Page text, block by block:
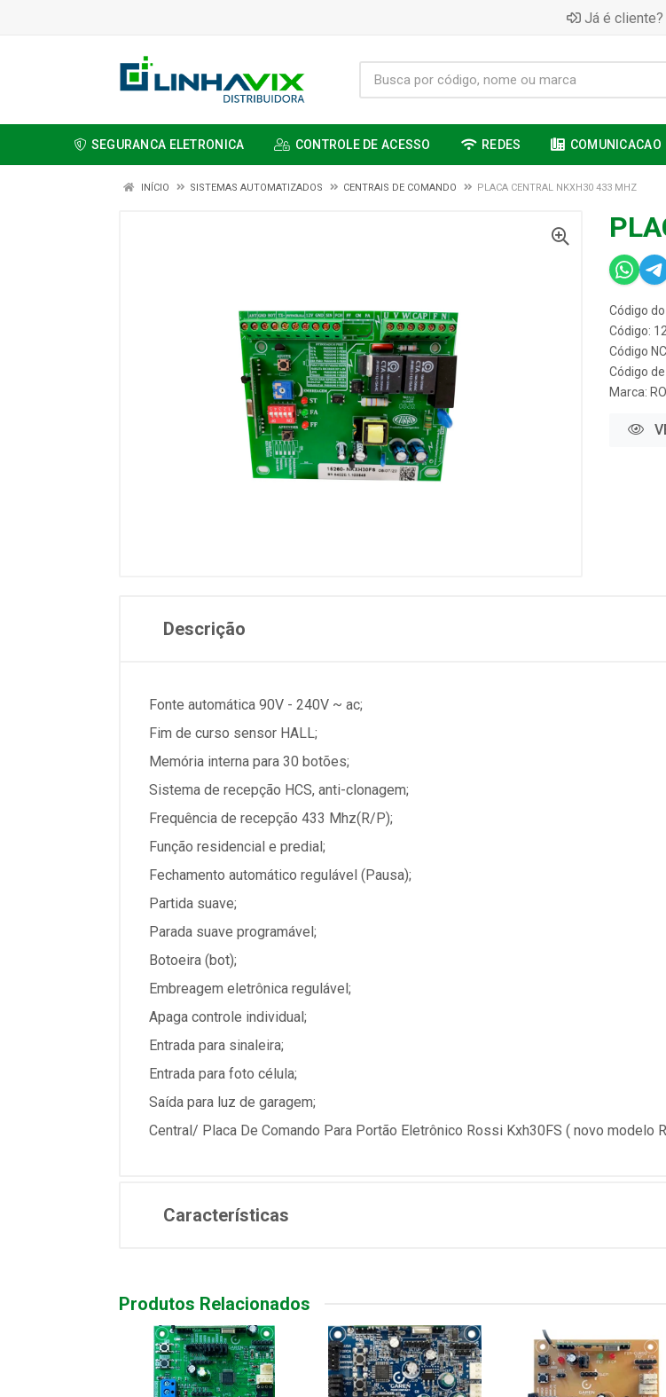
Já é cliente?
SEGURANCA ELETRONICA CONTROLE DE ACESSO REDES COMUNICACAO
INÍCIO SISTEMAS AUTOMATIZADOS CENTRAIS DE COMANDO PLACA CENTRAL NKXH30 433 MHZ
Código
Código:
Código
Código
Marca:
Descrição
Fonte automática 90V - 240V ~ ac;
Fim de curso sensor HALL;
Memória interna para 30 botões;
Sistema de recepção HCS, anti-clonagem;
Frequência de recepção 433 Mhz(R/P);
Função residencial e predial;
Fechamento automático regulável (Pausa);
Partida suave;
Parada suave programável;
Botoeira (bot);
Embreagem eletrônica regulável;
Apaga controle individual;
Entrada para sinaleira;
Entrada para foto célula;
Saída para luz de garagem;
Central/ Placa De Comando Para Portão Eletrônico Rossi Kxh30FS ( novo modelo
Características
Produtos Relacionados